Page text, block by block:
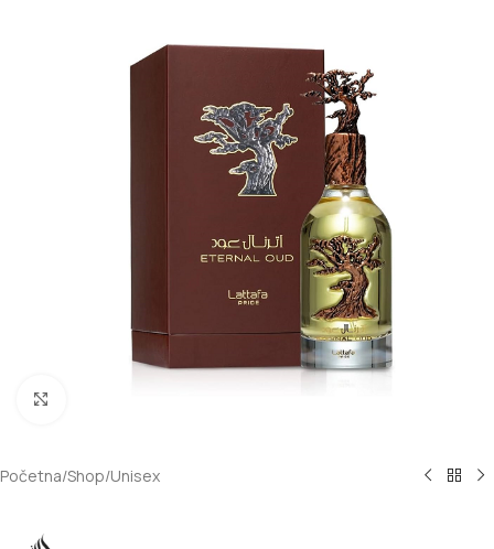
Početna/Shop/Unisex